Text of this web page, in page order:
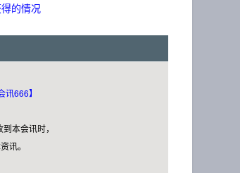
的情况
讯666】
本会讯时，
讯。